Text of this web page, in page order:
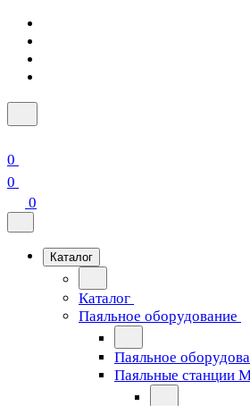
0
0
0
Каталог
Каталог
Паяльное оборудование
Паяльное
Паяльные станции